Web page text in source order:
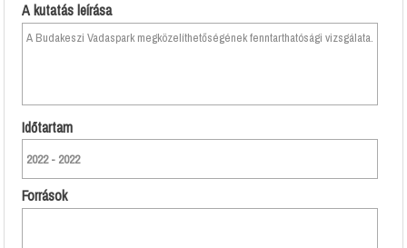
A kutatás leírása
A Budakeszi Vadaspark megközelíthetőségének fenntarthatósági vizsgálata.
Időtartam
2022 - 2022
Források